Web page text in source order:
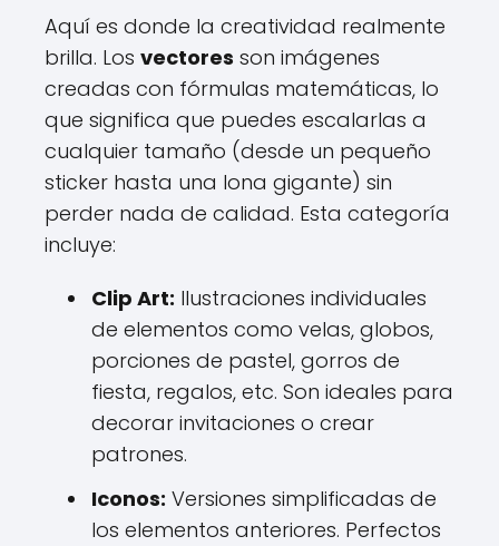
Aquí es donde la creatividad realmente
brilla. Los vectores son imágenes
creadas con fórmulas matemáticas, lo
que significa que puedes escalarlas a
cualquier tamaño (desde un pequeño
sticker hasta una lona gigante) sin
perder nada de calidad. Esta categoría
incluye:
Clip Art: Ilustraciones individuales
de elementos como velas, globos,
porciones de pastel, gorros de
fiesta, regalos, etc. Son ideales para
decorar invitaciones o crear
patrones.
Iconos: Versiones simplificadas de
los elementos anteriores. Perfectos